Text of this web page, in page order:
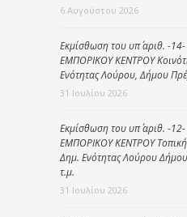
6 Αυγούστου 2026
Εκμίσθωση του υπ΄ αριθ. -
ΕΜΠΟΡΙΚΟΥ ΚΕΝΤΡΟΥ
Ενότητας Λούρου, Δήμου
31 Ιουλίου 2026
Εκμίσθωση του υπ΄ αριθ. -
ΕΜΠΟΡΙΚΟΥ ΚΕΝΤΡΟΥ
Δημ. Ενότητας Λούρου
τ.μ.
31 Ιουλίου 2026